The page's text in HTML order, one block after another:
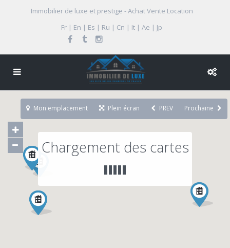
Immobilier de luxe et prestige - Achat Vente Location
Fr | En | Es | Ru | Cn | It | Ae | Jp
Chargement des cartes
Mon emplacement Plein écran PREV Prochaine